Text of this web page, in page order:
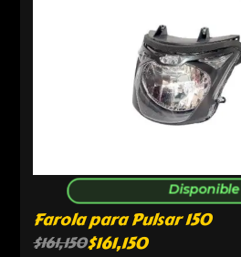
Disponible
Farola para Pulsar 150
$161,150$161,150